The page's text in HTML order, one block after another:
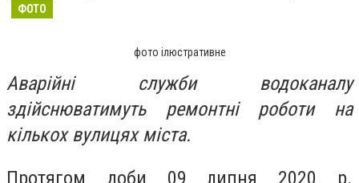
ФОТО
фото ілюстративне
Аварійні служби водоканалу
здійснюватимуть ремонтні роботи на
кількох вулицях міста.
Протягом доби 09 липня 2020 р.